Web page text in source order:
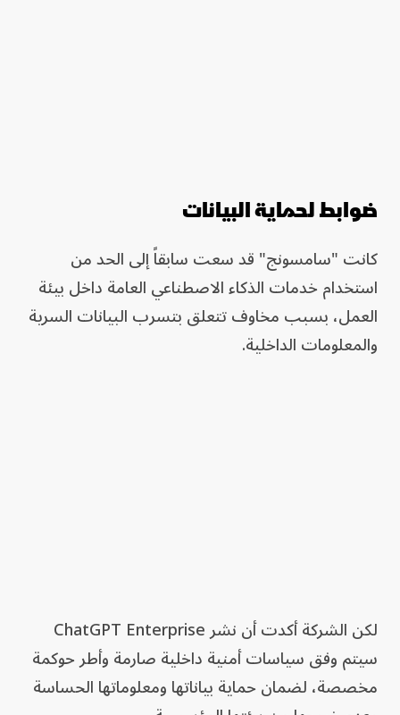
ضوابط لحماية البيانات
كانت "سامسونج" قد سعت سابقاً إلى الحد من
استخدام خدمات الذكاء الاصطناعي العامة داخل بيئة
العمل، بسبب مخاوف تتعلق بتسرب البيانات السرية
والمعلومات الداخلية.
لكن الشركة أكدت أن نشر ChatGPT Enterprise
سيتم وفق سياسات أمنية داخلية صارمة وأطر حوكمة
مخصصة، لضمان حماية بياناتها ومعلوماتها الحساسة